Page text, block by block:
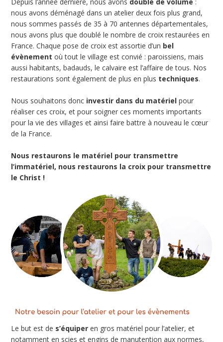
nous avons déménagé dans un atelier deux fois plus grand,
nous sommes passés de 35 à 70 antennes départementales,
nous avons plus que doublé le nombre de croix restaurées en
France. Chaque pose de croix est assortie d’un bel
évènement où tout le village est convié : paroissiens, mais
aussi habitants, badauds, le calvaire est l’affaire de tous. Nos
restaurations sont également de plus en plus techniques.
Nous souhaitons donc investir dans du matériel pour
réaliser ces croix, et pour soigner ces moments importants
pour la vie des villages et ainsi faire battre à nouveau le cœur
de la France.
Nous restaurons le matériel pour transmettre
l’immatériel, nous restaurons la croix pour transmettre
le Christ !
Le but est de s’équiper en gros matériel pour l’atelier, et
notamment en scies et engins de manutention aux normes,